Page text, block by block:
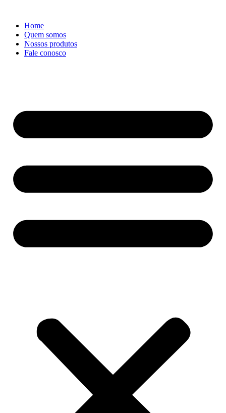
conteúdo
Home
Quem somos
Nossos produtos
Fale conosco